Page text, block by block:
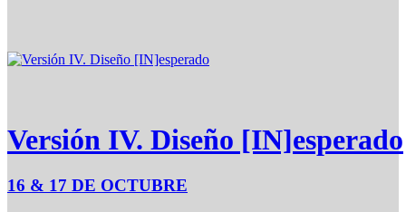
Versión IV. Diseño [IN]esperado
16 & 17 DE OCTUBRE